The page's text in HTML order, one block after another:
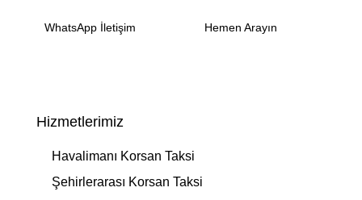
WhatsApp İletişim Hemen Arayın
Hizmetlerimiz
Havalimanı Korsan Taksi
Şehirlerarası Korsan Taksi